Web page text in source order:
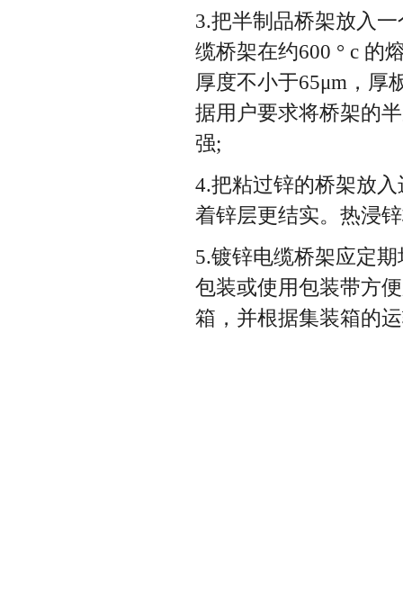
3.把半制品桥架放入
缆桥架在约600 ° c 的
厚度不小于65μm，厚
据用户要求将桥架的
强;
4.把粘过锌的桥架放
着锌层更结实。热浸
5.镀锌电缆桥架应定
包装或使用包装带方
箱，并根据集装箱的